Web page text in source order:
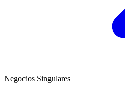
Negocios Singulares